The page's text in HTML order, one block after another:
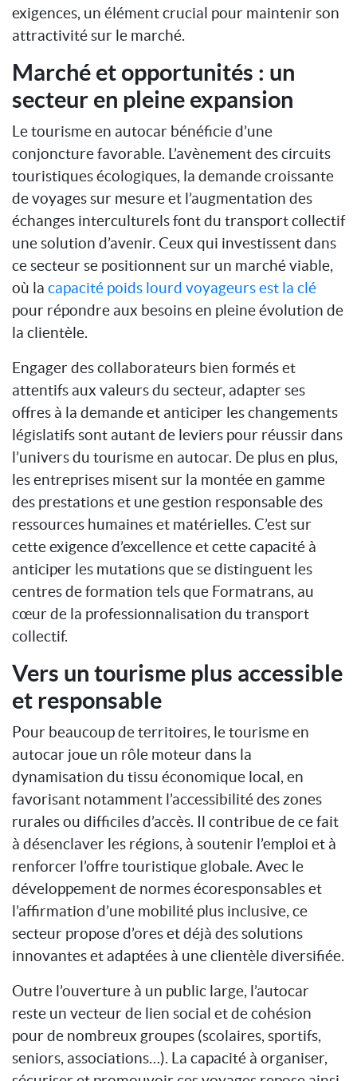
exigences, un élément crucial pour maintenir son
attractivité sur le marché.
Marché et opportunités : un
secteur en pleine expansion
Le tourisme en autocar bénéficie d’une
conjoncture favorable. L’avènement des circuits
touristiques écologiques, la demande croissante
de voyages sur mesure et l’augmentation des
échanges interculturels font du transport collectif
une solution d’avenir. Ceux qui investissent dans
ce secteur se positionnent sur un marché viable,
où la capacité poids lourd voyageurs est la clé
pour répondre aux besoins en pleine évolution de
la clientèle.
Engager des collaborateurs bien formés et
attentifs aux valeurs du secteur, adapter ses
offres à la demande et anticiper les changements
législatifs sont autant de leviers pour réussir dans
l’univers du tourisme en autocar. De plus en plus,
les entreprises misent sur la montée en gamme
des prestations et une gestion responsable des
ressources humaines et matérielles. C’est sur
cette exigence d’excellence et cette capacité à
anticiper les mutations que se distinguent les
centres de formation tels que Formatrans, au
cœur de la professionnalisation du transport
collectif.
Vers un tourisme plus accessible
et responsable
Pour beaucoup de territoires, le tourisme en
autocar joue un rôle moteur dans la
dynamisation du tissu économique local, en
favorisant notamment l’accessibilité des zones
rurales ou difficiles d’accès. Il contribue de ce fait
à désenclaver les régions, à soutenir l’emploi et à
renforcer l’offre touristique globale. Avec le
développement de normes écoresponsables et
l’affirmation d’une mobilité plus inclusive, ce
secteur propose d’ores et déjà des solutions
innovantes et adaptées à une clientèle diversifiée.
Outre l’ouverture à un public large, l’autocar
reste un vecteur de lien social et de cohésion
pour de nombreux groupes (scolaires, sportifs,
seniors, associations…). La capacité à organiser,